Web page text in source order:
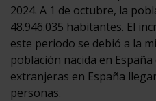
2024. A 1 de octubre, la
48.946.035 habitantes. El
este periodo se debió a la
población nacida en
extranjeras en España
personas.